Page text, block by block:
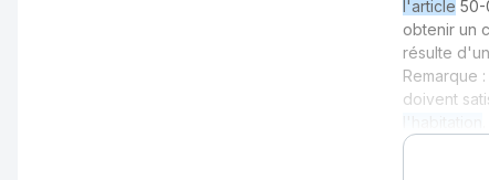
l'article 50-
obtenir un
résulte
Remarque
doivent